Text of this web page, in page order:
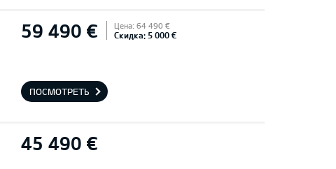
59 490 € Цена: 64 490 €
Скидка: 5 000 €
ПОСМОТРЕТЬ
45 490 €